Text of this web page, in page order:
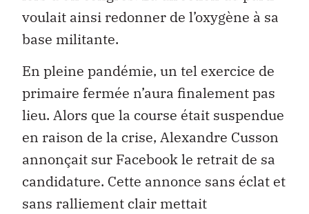
voulait ainsi redonner de l’oxygène à sa
base militante.
En pleine pandémie, un tel exercice de
primaire fermée n’aura finalement pas
lieu. Alors que la course était suspendue
en raison de la crise, Alexandre Cusson
annonçait sur Facebook le retrait de sa
candidature. Cette annonce sans éclat et
sans ralliement clair mettait